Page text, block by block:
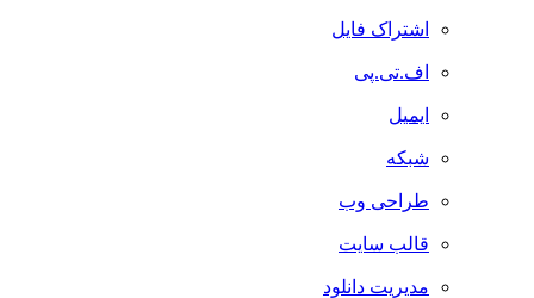
اشتراک فایل
اف.تی.پی
ایمیل
شبکه
طراحی وب
قالب سایت
مدیریت دانلود